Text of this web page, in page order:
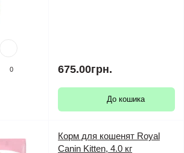
0 675.00грн.
До кошика
Корм для кошенят Royal
Canin Kitten, 4.0 кг